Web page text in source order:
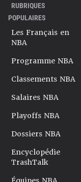
RUBRIQUES
POPULAIRES
Les Français en
NBA
Programme NBA
Classements NBA
Salaires NBA
Playoffs NBA
Dossiers NBA
Encyclopédie
TrashTalk